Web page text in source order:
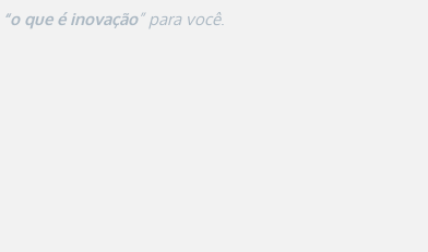
“o que é inovação” para você.